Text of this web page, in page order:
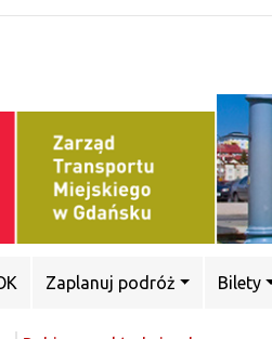
Zaplanuj podróż Bilety